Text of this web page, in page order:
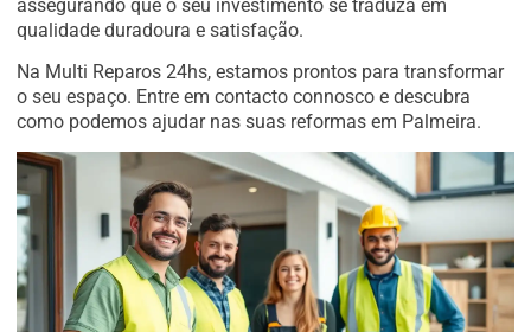
assegurando que o seu investimento se traduza em
qualidade duradoura e satisfação.
Na Multi Reparos 24hs, estamos prontos para transformar
o seu espaço. Entre em contacto connosco e descubra
como podemos ajudar nas suas reformas em Palmeira.